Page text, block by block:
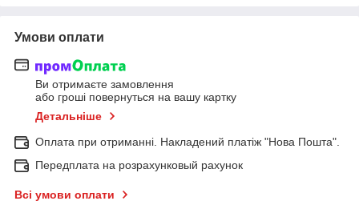
Умови оплати
Ви отримаєте замовлення
або гроші повернуться на вашу картку
Детальніше
Оплата при отриманні. Накладений платіж "Нова Пошта".
Передплата на розрахунковый рахунок
Всі умови оплати